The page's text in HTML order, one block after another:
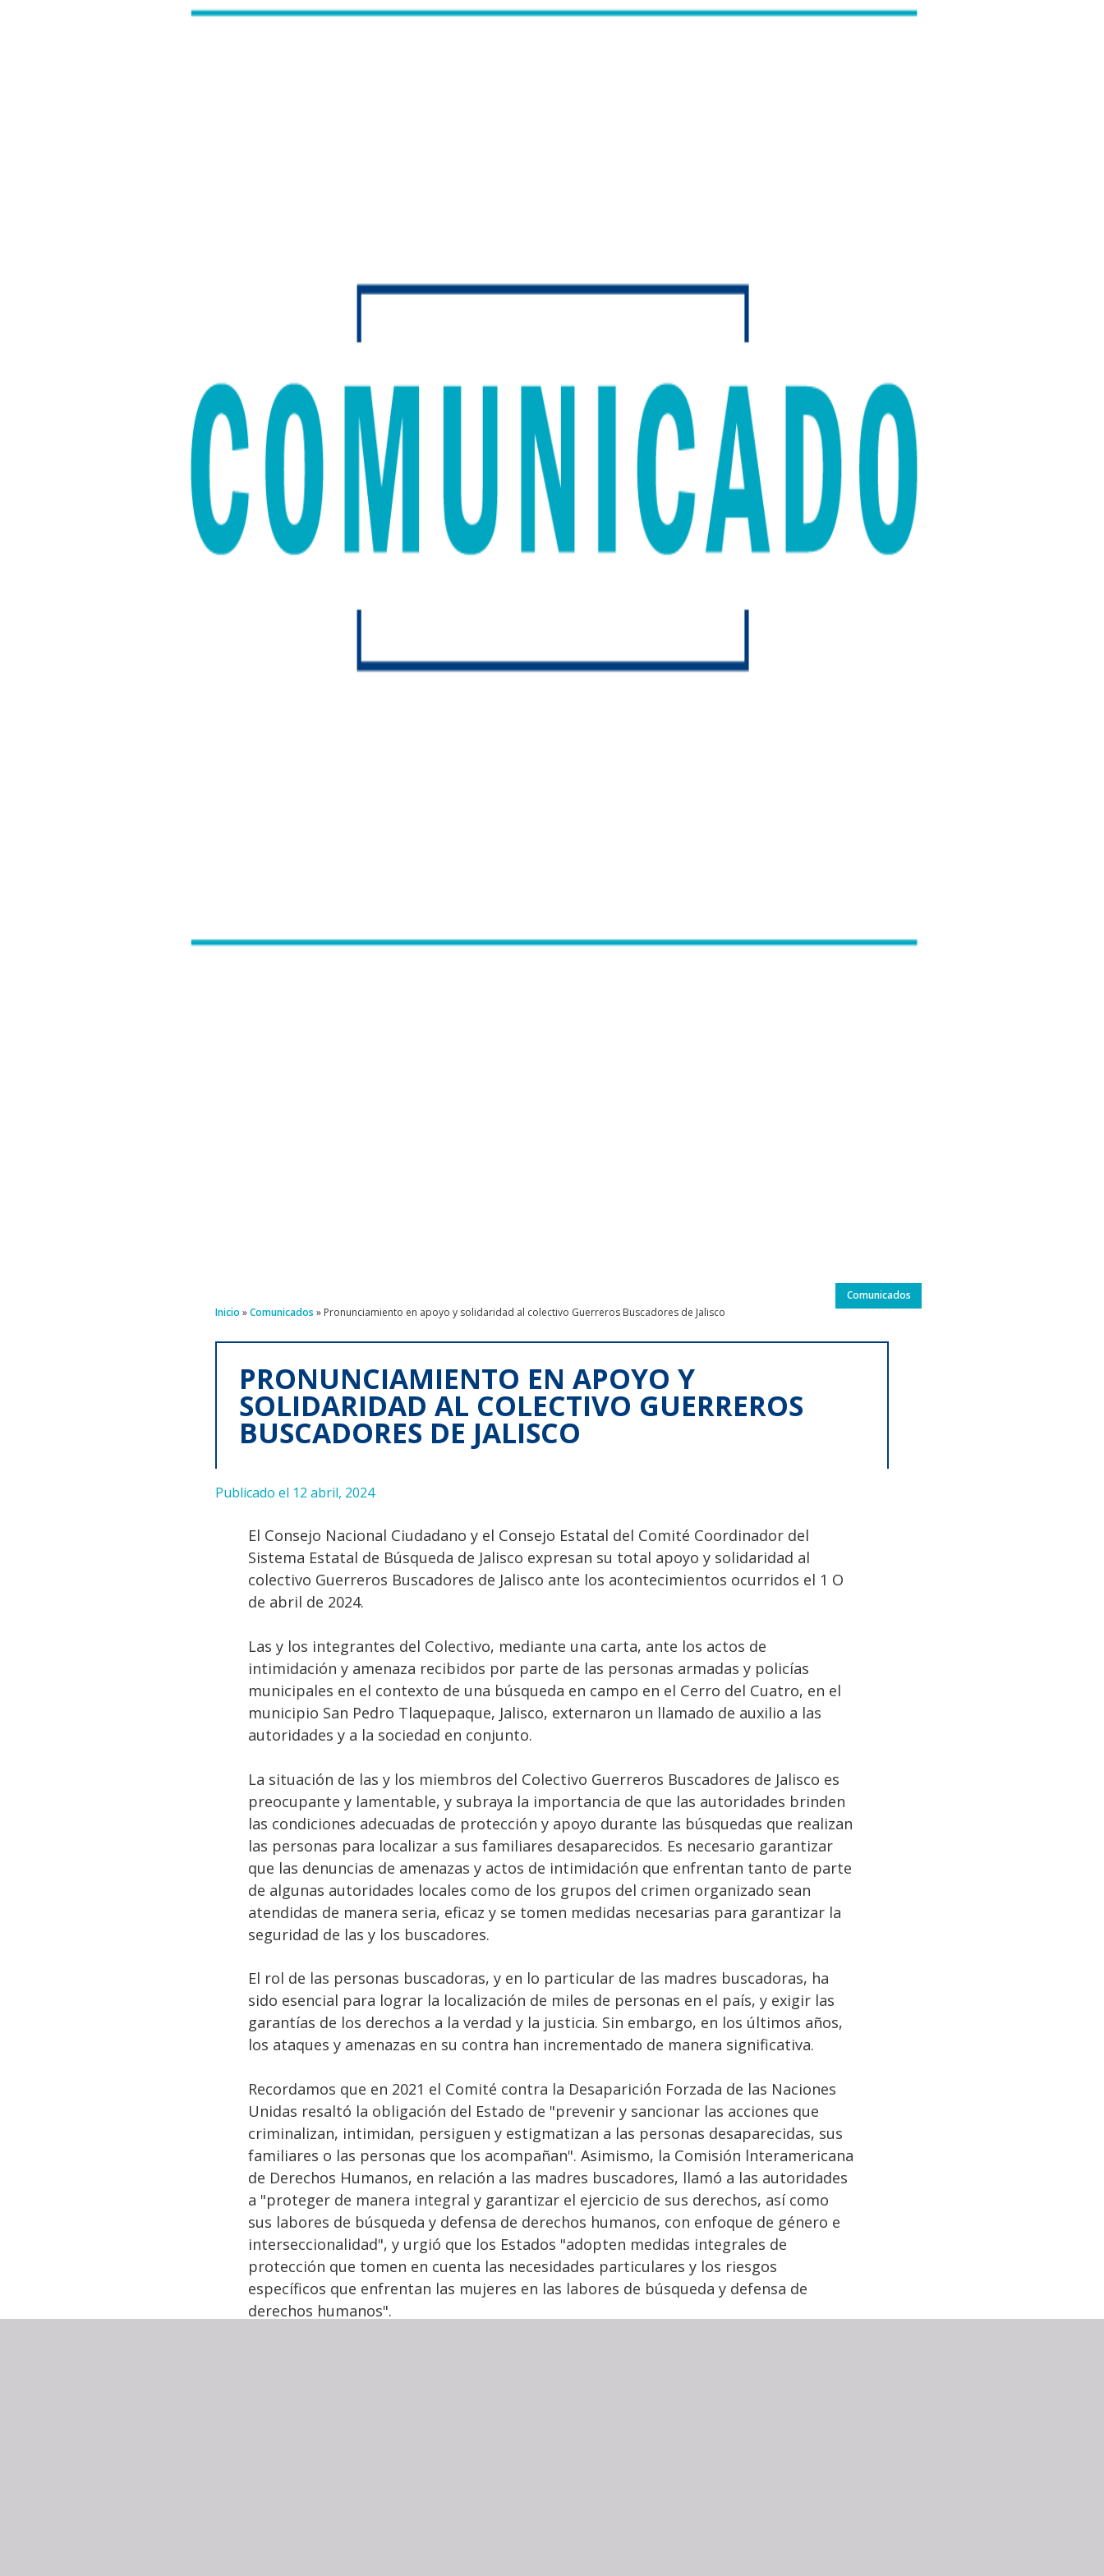
Comunicados
Inicio »Comunicados » Pronunciamiento en apoyo y solidaridad al colectivo Guerreros Buscadores de Jalisco
PRONUNCIAMIENTO EN APOYO Y
SOLIDARIDAD AL COLECTIVO GUERREROS
BUSCADORES DE JALISCO
Publicado el 12 abril, 2024
El Consejo Nacional Ciudadano y el Consejo Estatal del Comité Coordinador del
Sistema Estatal de Búsqueda de Jalisco expresan su total apoyo y solidaridad al
colectivo Guerreros Buscadores de Jalisco ante los acontecimientos ocurridos el 1 O
de abril de 2024.
Las y los integrantes del Colectivo, mediante una carta, ante los actos de
intimidación y amenaza recibidos por parte de las personas armadas y policías
municipales en el contexto de una búsqueda en campo en el Cerro del Cuatro, en el
municipio San Pedro Tlaquepaque, Jalisco, externaron un llamado de auxilio a las
autoridades y a la sociedad en conjunto.
La situación de las y los miembros del Colectivo Guerreros Buscadores de Jalisco es
preocupante y lamentable, y subraya la importancia de que las autoridades brinden
las condiciones adecuadas de protección y apoyo durante las búsquedas que realizan
las personas para localizar a sus familiares desaparecidos. Es necesario garantizar
que las denuncias de amenazas y actos de intimidación que enfrentan tanto de parte
de algunas autoridades locales como de los grupos del crimen organizado sean
atendidas de manera seria, eficaz y se tomen medidas necesarias para garantizar la
seguridad de las y los buscadores.
El rol de las personas buscadoras, y en lo particular de las madres buscadoras, ha
sido esencial para lograr la localización de miles de personas en el país, y exigir las
garantías de los derechos a la verdad y la justicia. Sin embargo, en los últimos años,
los ataques y amenazas en su contra han incrementado de manera significativa.
Recordamos que en 2021 el Comité contra la Desaparición Forzada de las Naciones
Unidas resaltó la obligación del Estado de "prevenir y sancionar las acciones que
criminalizan, intimidan, persiguen y estigmatizan a las personas desaparecidas, sus
familiares o las personas que los acompañan". Asimismo, la Comisión lnteramericana
de Derechos Humanos, en relación a las madres buscadores, llamó a las autoridades
a "proteger de manera integral y garantizar el ejercicio de sus derechos, así como
sus labores de búsqueda y defensa de derechos humanos, con enfoque de género e
interseccionalidad", y urgió que los Estados "adopten medidas integrales de
protección que tomen en cuenta las necesidades particulares y los riesgos
específicos que enfrentan las mujeres en las labores de búsqueda y defensa de
derechos humanos".